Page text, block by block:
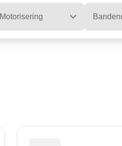
Motorisering